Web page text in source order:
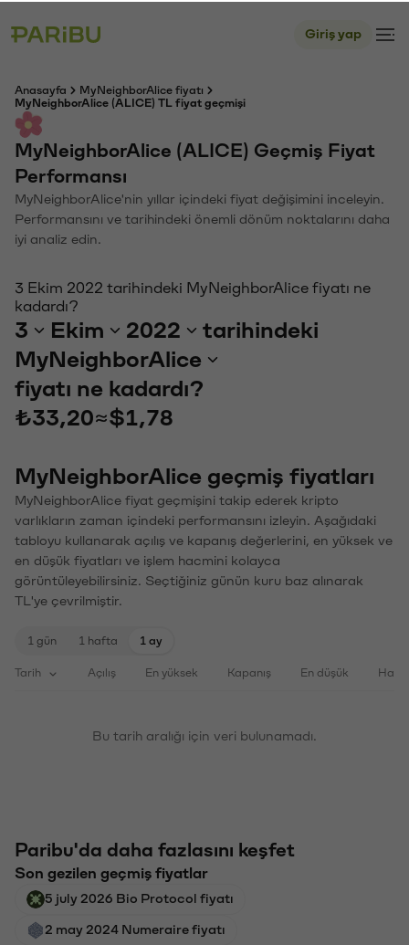
Giriş yap
Anasayfa
MyNeighborAlice fiyatı
MyNeighborAlice (ALICE) TL fiyat geçmişi
MyNeighborAlice (ALICE) Geçmiş Fiyat
Performansı
MyNeighborAlice'nin yıllar içindeki fiyat değişimini inceleyin.
Performansını ve tarihindeki önemli dönüm noktalarını daha
iyi analiz edin.
3 Ekim 2022 tarihindeki MyNeighborAlice fiyatı ne
kadardı?
3 Ekim 2022
tarihindeki
MyNeighborAlice
fiyatı ne kadardı?
₺33,20≈$1,78
MyNeighborAlice geçmiş fiyatları
MyNeighborAlice fiyat geçmişini takip ederek kripto
varlıkların zaman içindeki performansını izleyin. Aşağıdaki
tabloyu kullanarak açılış ve kapanış değerlerini, en yüksek ve
en düşük fiyatları ve işlem hacmini kolayca
görüntüleyebilirsiniz. Seçtiğiniz günün kuru baz alınarak
TL'ye çevrilmiştir.
1 gün 1 hafta 1 ay
Tarih Açılış En yüksek Kapanış En düşük
Bu tarih aralığı için veri bulunamadı.
Paribu'da daha fazlasını keşfet
Son gezilen geçmiş fiyatlar
5 july 2026 Bio Protocol fiyatı
2 may 2024 Numeraire fiyatı